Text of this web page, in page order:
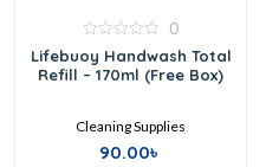
out
of
0
Lifebuoy Handwash Total
Refill – 170ml (Free Box)
Cleaning Supplies
90.00৳